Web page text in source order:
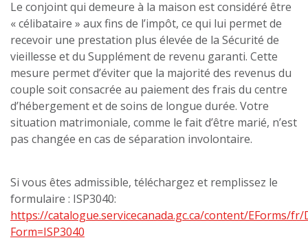
Le conjoint qui demeure à la maison est considéré être
« célibataire » aux fins de l’impôt, ce qui lui permet de
recevoir une prestation plus élevée de la Sécurité de
vieillesse et du Supplément de revenu garanti. Cette
mesure permet d’éviter que la majorité des revenus du
couple soit consacrée au paiement des frais du centre
d’hébergement et de soins de longue durée. Votre
situation matrimoniale, comme le fait d’être marié, n’est
pas changée en cas de séparation involontaire.
Si vous êtes admissible, téléchargez et remplissez le
formulaire : ISP3040:
https://catalogue.servicecanada.gc.ca/content/EForms/fr/
Form=ISP3040